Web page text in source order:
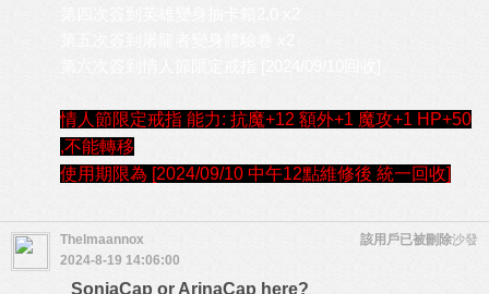
情人節限定戒指 能力: 抗魔+12 額外+1 魔攻+1 HP+50
,不能轉移
使用期限為 [2024/09/10 中午12點維修後 統一回收]
沙發
Thelmaannox
該用戶已被刪除
2024-8-19 14:06:00
SoniaCap or ArinaCap here?